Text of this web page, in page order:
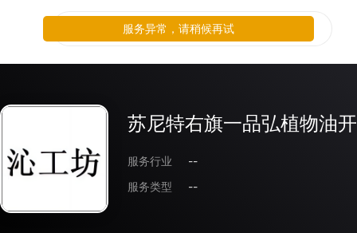
苏尼特右旗一品弘植物油
服务行业
--
服务类型
--
服务异常，请稍候再试